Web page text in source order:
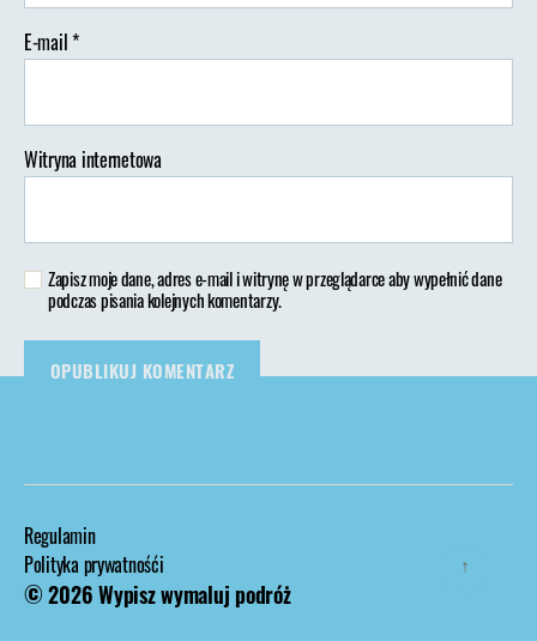
E-mail*
Witryna internetowa
Zapisz moje dane, adres e-mail i witrynę w przeglądarce aby wypełnić dane
podczas pisania kolejnych komentarzy.
Regulamin
Polityka prywatnośći
© 2026Wypisz wymaluj podróż
↑